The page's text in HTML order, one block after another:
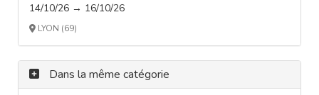
14/10/26 → 16/10/26
LYON (69)
Dans la même catégorie